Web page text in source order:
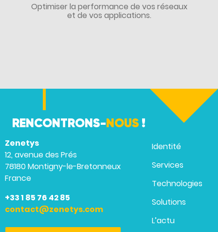
Optimiser la performance de vos réseaux
et de vos applications.
RENCONTRONS-NOUS !
Zenetys
12, avenue des Prés
78180 Montigny-le-Bretonneux
France
+33 1 85 76 42 85
contact@zenetys.com
Identité
Services
Technologies
Solutions
L’actu